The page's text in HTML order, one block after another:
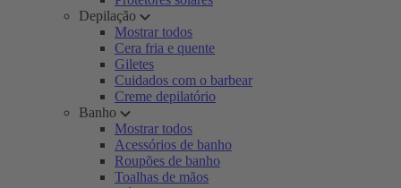
Depilação
Mostrar todos
Cera fria e quente
Giletes
Cuidados com o barbear
Creme depilatório
Banho
Mostrar todos
Acessórios de banho
Roupões de banho
Toalhas de mãos